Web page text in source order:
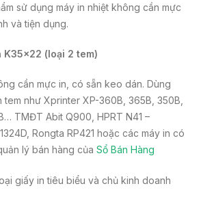
sử dụng máy in nhiệt không cần mực
và tiện dụng.
K35x22 (loại 2 tem)
cần mực in, có sẵn keo dán. Dùng
như Xprinter XP-360B, 365B, 350B,
TMĐT Abit Q900, HPRT N41 –
Rongta RP421 hoặc các máy in có
lý bán hàng của Sổ Bán Hàng
giấy in tiêu biểu và chủ kinh doanh